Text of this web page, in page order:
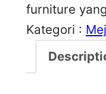
furniture
Kategori :